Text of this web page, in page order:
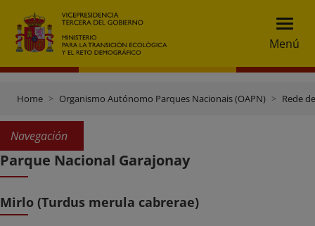
Menú
Home Organismo Autónomo Parques Nacionais (OAPN) Rede
Navegación
Parque Nacional Garajonay
Mirlo (Turdus merula cabrerae)